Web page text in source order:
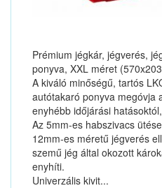
Prémium jégkár, jégverés,
ponyva, XXL méret
A kiváló minőségű, tartós
autótakaró ponyva megóvja
enyhébb időjárási
Az 5mm-es habszivacs
12mm-es méretű jégverés
szemű jég által okozott
enyhíti.
Univerzális kivit...